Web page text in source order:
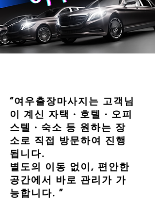
“여우출장마사지는 고객님
이 계신 자택 · 호텔 · 오피
스텔 · 숙소 등 원하는 장
소로 직접 방문하여 진행
됩니다.
별도의 이동 없이, 편안한
공간에서 바로 관리가 가
능합니다. ”